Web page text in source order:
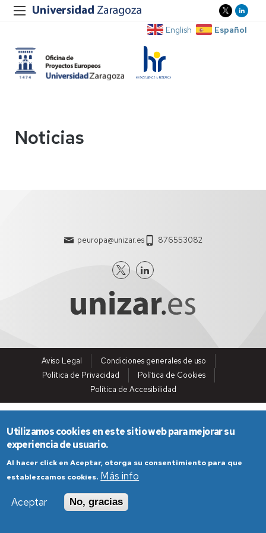
English Español
Noticias
peuropa@unizar.es 876553082
Aviso Legal
Condiciones generales de uso
Política de Privacidad
Política de Cookies
Política de Accesibilidad
Utilizamos cookies en este sitio web para mejorar su
experiencia de usuario.
Al hacer click en Aceptar, otorga su consentimiento para que
establezcamos cookies. Más info
Aceptar
No, gracias